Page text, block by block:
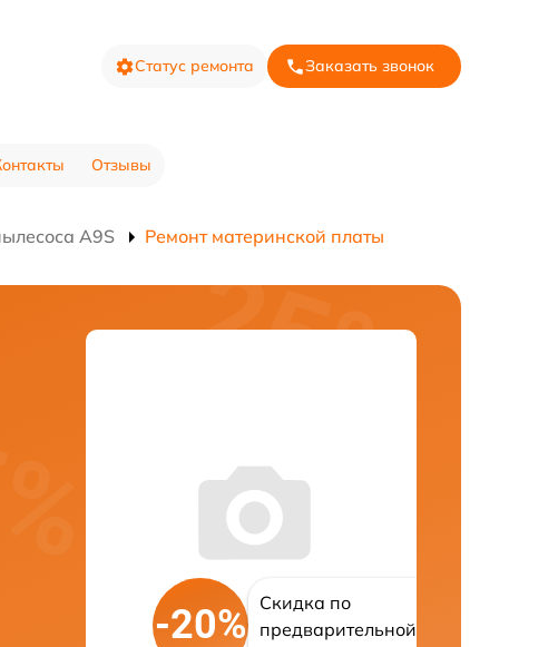
Статус ремонта Заказать звонок
Отзывы
A9S Ремонт материнской платы
-20%
Скидка по
предварительной